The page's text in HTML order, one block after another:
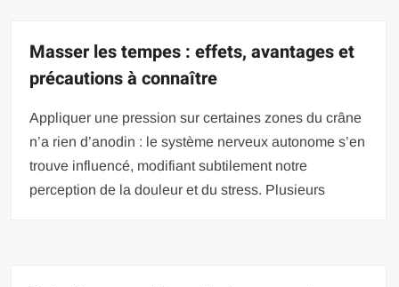
Masser les tempes : effets, avantages et
précautions à connaître
Appliquer une pression sur certaines zones du crâne
n’a rien d’anodin : le système nerveux autonome s’en
trouve influencé, modifiant subtilement notre
perception de la douleur et du stress. Plusieurs